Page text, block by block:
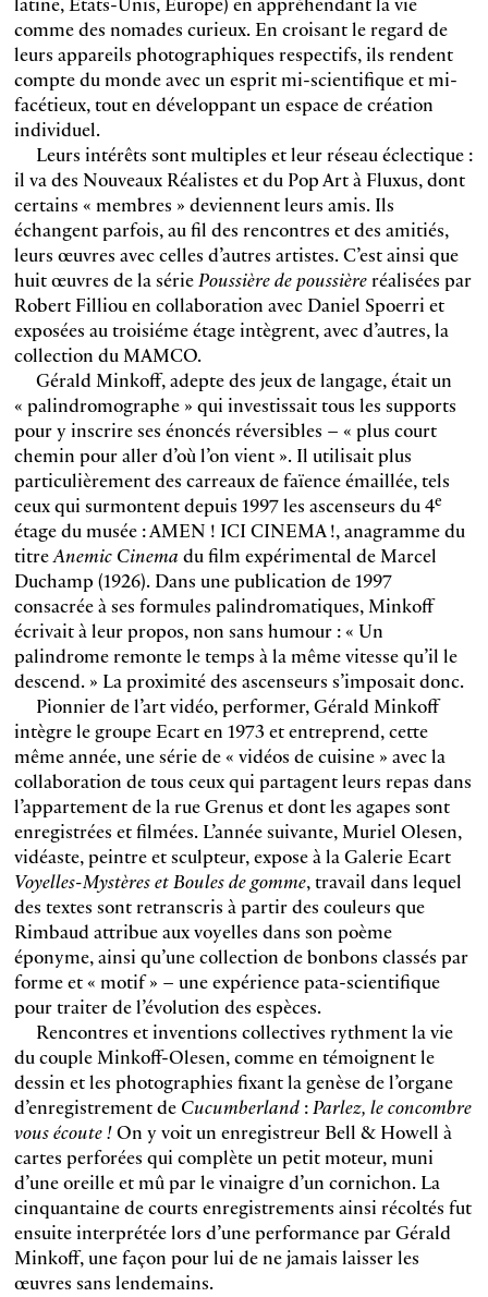
comme des nomades curieux. En croisant le regard de
leurs appareils photographiques respectifs, ils rendent
compte du monde avec un esprit mi-scientifique et mi-
facétieux, tout en développant un espace de création
individuel.
Leurs intérêts sont multiples et leur réseau éclectique :
il va des Nouveaux Réalistes et du Pop Art à Fluxus, dont
certains « membres » deviennent leurs amis. Ils
échangent parfois, au fil des rencontres et des amitiés,
leurs œuvres avec celles d’autres artistes. C’est ainsi que
huit œuvres de la sériePoussière de poussièreréalisées par
Robert Filliou en collaboration avec Daniel Spoerri et
exposées au troisiéme étage intègrent, avec d’autres, la
collection du MAMCO.
Gérald Minkoff, adepte des jeux de langage, était un
« palindromographe » qui investissait tous les supports
pour y inscrire ses énoncés réversibles – « plus court
chemin pour aller d’où l’on vient ». Il utilisait plus
particulièrement des carreaux de faïence émaillée, tels
ceux qui surmontent depuis 1997 les ascenseurs du 4e
étage du musée : AMEN ! ICI CINEMA !, anagramme du
titreAnemic Cinemadu film expérimental de Marcel
Duchamp (1926). Dans une publication de 1997
consacrée à ses formules palindromatiques, Minkoff
écrivait à leur propos, non sans humour : « Un
palindrome remonte le temps à la même vitesse qu’il le
descend. » La proximité des ascenseurs s’imposait donc.
Pionnier de l’art vidéo, performer, Gérald Minkoff
intègre le groupe Ecart en 1973 et entreprend, cette
même année, une série de « vidéos de cuisine » avec la
collaboration de tous ceux qui partagent leurs repas dans
l’appartement de la rue Grenus et dont les agapes sont
enregistrées et filmées. L’année suivante, Muriel Olesen,
vidéaste, peintre et sculpteur, expose à la Galerie Ecart
Voyelles-Mystères et Boules de gomme, travail dans lequel
des textes sont retranscris à partir des couleurs que
Rimbaud attribue aux voyelles dans son poème
éponyme, ainsi qu’une collection de bonbons classés par
forme et « motif » – une expérience pata-scientifique
pour traiter de l’évolution des espèces.
Rencontres et inventions collectives rythment la vie
du couple Minkoff-Olesen, comme en témoignent le
dessin et les photographies fixant la genèse de l’organe
d’enregistrement de Cucumberland:Parlez, le concombre
vous écoute !On y voit un enregistreur Bell & Howell à
cartes perforées qui complète un petit moteur, muni
d’une oreille et mû par le vinaigre d’un cornichon. La
cinquantaine de courts enregistrements ainsi récoltés fut
ensuite interprétée lors d’une performance par Gérald
Minkoff, une façon pour lui de ne jamais laisser les
œuvres sans lendemains.